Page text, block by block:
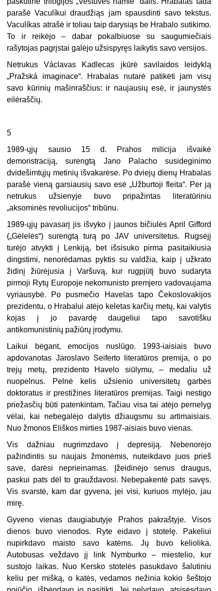
parašė Vaculíkui draudžiąs jam spausdinti savo tekstus.
Vaculíkas atrašė ir toliau taip darysiąs be Hrabalo sutikimo.
To ir reikėjo – dabar pokalbiuose su saugumiečiais
rašytojas pagrįstai galėjo užsispyręs laikytis savo versijos.
Netrukus Václavas Kadlecas įkūrė savilaidos leidyklą
„Pražská imaginace“. Hrabalas nutarė patikėti jam visų
savo kūrinių mašinraščius: ir naujausių esė, ir jaunystės
eilėraščių.
5
1989-ųjų sausio 15 d. Prahos milicija išvaikė
demonstraciją, surengtą Jano Palacho susideginimo
dvidešimtųjų metinių išvakarėse. Po dviejų dienų Hrabalas
parašė vieną garsiausių savo esė „Užburtoji fleita“. Per ją
netrukus užsienyje buvo pripažintas literatūriniu
„aksominės revoliucijos“ tribūnu.
1989-ųjų pavasarį jis išvyko į jaunos bičiulės April Gifford
(„Gėlelės“) surengtą turą po JAV universitetus. Rugsėjį
turėjo atvykti į Lenkiją, bet išsisuko pirma pasitaikiusia
dingstimi, nenorėdamas pyktis su valdžia, kaip į užkrato
židinį žiūrėjusia į Varšuvą, kur rugpjūtį buvo sudaryta
pirmoji Rytų Europoje nekomunisto premjero vadovaujama
vyriausybė. Po pusmečio Havelas tapo Čekoslovakijos
prezidentu, o Hrabalui atėjo keletas karčių metų, kai valytis
kojas į jo pavardę daugeliui tapo savotišku
antikomunistinių pažiūrų įrodymu.
Laikui bėgant, emocijos nuslūgo. 1993-iaisiais buvo
apdovanotas Jaroslavo Seiferto literatūros premija, o po
trejų metų, prezidento Havelo siūlymu, – medaliu už
nuopelnus. Pelnė kelis užsienio universitetų garbės
doktoratus ir prestižines literatūros premijas. Taigi nestigo
priežasčių būti patenkintam. Tačiau visa tai atėjo pernelyg
vėlai, kai nebegalėjo dalytis džiaugsmu su artimaisiais.
Nuo žmonos Eliškos mirties 1987-aisiais buvo vienas.
Vis dažniau nugrimzdavo į depresiją. Nebenorėjo
pažindintis su naujais žmonėmis, nuteikdavo juos prieš
save, darėsi neprieinamas. Įžeidinėjo senus draugus,
paskui pats dėl to grauždavosi. Nebepakentė pats savęs.
Vis svarstė, kam dar gyvena, jei visi, kuriuos mylėjo, jau
mirę.
Gyveno vienas daugiabutyje Prahos pakraštyje. Visos
dienos buvo vienodos. Ryte eidavo į stotelę. Pakeliui
nupirkdavo maisto savo katėms. Jų buvo keliolika.
Autobusas veždavo jį link Nymburko – miestelio, kur
sustojo laikas. Nuo Kersko stotelės pasukdavo šalutiniu
keliu per mišką, o katės, vedamos nežinia kokio šeštojo